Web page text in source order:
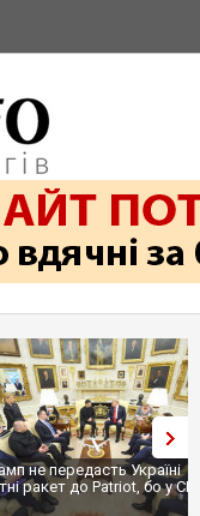
не передасть Україні
ракет до Patriot, бо у